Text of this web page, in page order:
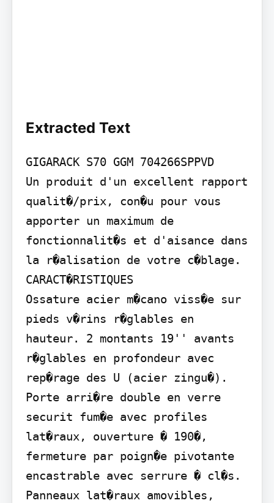
Extracted Text
GIGARACK S70 GGM 704266SPPVD
Un produit d'un excellent rapport
qualit�/prix, con�u pour vous
apporter un maximum de
fonctionnalit�s et d'aisance dans
la r�alisation de votre c�blage.
CARACT�RISTIQUES
Ossature acier m�cano viss�e sur
pieds v�rins r�glables en
hauteur. 2 montants 19'' avants
r�glables en profondeur avec
rep�rage des U (acier zingu�).
Porte arri�re double en verre
securit fum�e avec profiles
lat�raux, ouverture � 190�,
fermeture par poign�e pivotante
encastrable avec serrure � cl�s.
Panneaux lat�raux amovibles,